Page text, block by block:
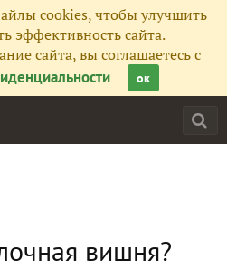
cookies, чтобы улучшить
эффективность сайта.
сайта, вы соглашаетесь с
ок
вишня?